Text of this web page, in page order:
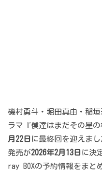
磯村勇斗・堀田真由・稲
ラマ『僕達はまだその星の
月22日 に最終回を迎えま
発売が2026年2月13日 に決
ray BOXの予約情報をまと